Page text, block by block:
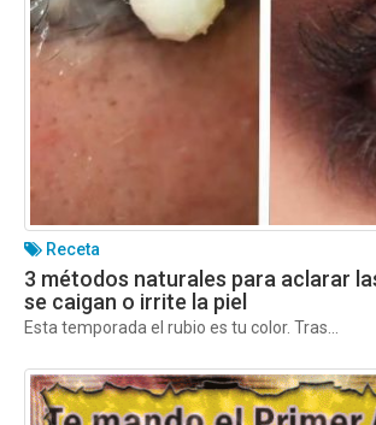
Receta
3 métodos naturales para aclarar
se caigan o irrite la piel
Esta temporada el rubio es tu color. Tras...